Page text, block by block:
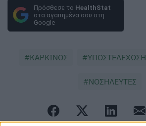
Πρόσθεσε το HealthStat
στα αγαπημένα σου στη
Google
ΚΑΡΚΙΝΟΣ ΥΠΟΣΤΕΛΕΧΩΣΗ
ΝΟΣΗΛΕΥΤΕΣ